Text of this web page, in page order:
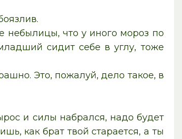
небылицы, что у иного мороз по
сидит себе в углу, тоже
Это, пожалуй, дело такое, в
и силы набрался, надо будет
как брат твой старается, а ты